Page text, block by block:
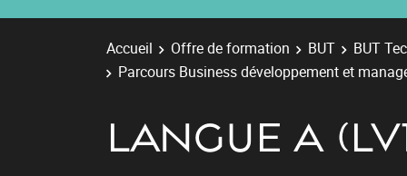
Accueil Offre de formation BUT
BUT
Parcours Business développement et
LANGUE A